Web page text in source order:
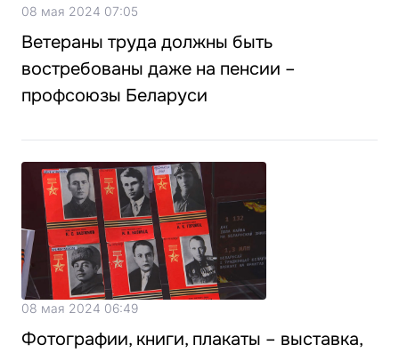
08 мая 2024 07:05
Ветераны труда должны быть
востребованы даже на пенсии –
профсоюзы Беларуси
08 мая 2024 06:49
Фотографии, книги, плакаты – выставка,